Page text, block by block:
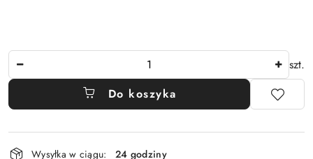
szt.
Do koszyka
Dostępność
Wysyłka w ciągu:
24 godziny